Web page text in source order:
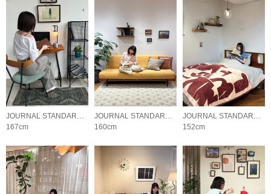
JOURNAL STANDARD FURNITURE
167cm
JOURNAL STANDARD FURNITURE
160cm
JOURNAL STANDARD FURNITURE
152cm